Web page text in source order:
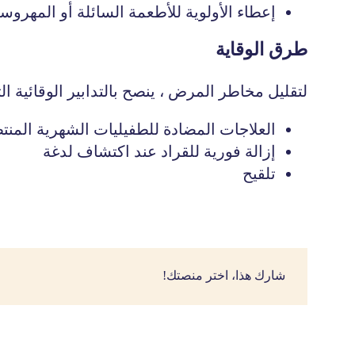
إعطاء الأولوية للأطعمة السائلة أو
طرق الوقاية
لتقليل مخاطر المرض ، ينصح بالتدابير الوقائية
العلاجات المضادة للطفيليات الشهرية
إزالة فورية للقراد عند اكتشاف لدغة
تلقيح
شارك هذا، اختر منصتك!